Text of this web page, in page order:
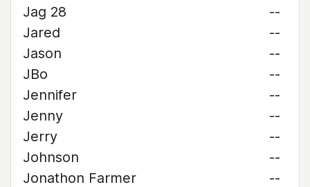
Jag 28
--
Jared
--
Jason
--
JBo
--
Jennifer
--
Jenny
--
Jerry
--
Johnson
--
Jonathon Farmer
--